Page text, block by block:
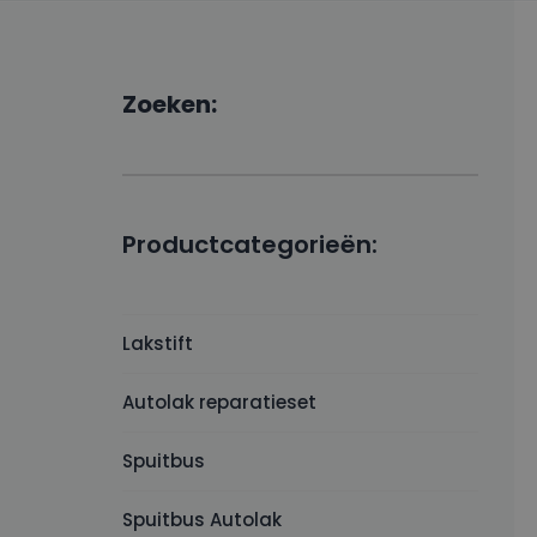
Zoeken:
Productcategorieën:
Lakstift
Autolak reparatieset
Spuitbus
Spuitbus Autolak